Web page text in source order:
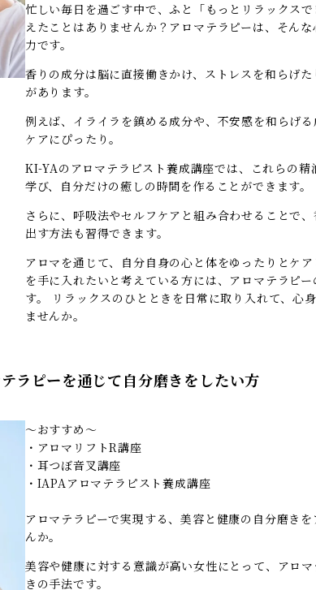
忙しい毎日を過ごす中で、ふと「もっとリラックス
えたことはありませんか？アロマテラピーは、そん
力です。
香りの成分は脳に直接働きかけ、ストレスを和らげ
があります。
例えば、イライラを鎮める成分や、不安感を和らげ
ケアにぴったり。
KI-YAのアロマテラピスト養成講座では、これらの精
学び、自分だけの癒しの時間を作ることができます。
さらに、呼吸法やセルフケアと組み合わせることで
出す方法も習得できます。
アロマを通じて、自分自身の心と体をゆったりとケ
を手に入れたいと考えている方には、アロマテラピ
す。 リラックスのひとときを日常に取り入れて、心
ませんか。
ラピーを通じて自分磨きをしたい方
～おすすめ～
・アロマリフトR講座
・耳つぼ音叉講座
・IAPAアロマテラピスト養成講座
アロマテラピーで実現する、美容と健康の自分磨き
んか。
美容や健康に対する意識が高い女性にとって、アロ
きの手法です。